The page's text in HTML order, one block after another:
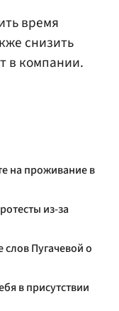
время
снизить
в компании.
на проживание в
из-за
Пугачевой о
в присутствии